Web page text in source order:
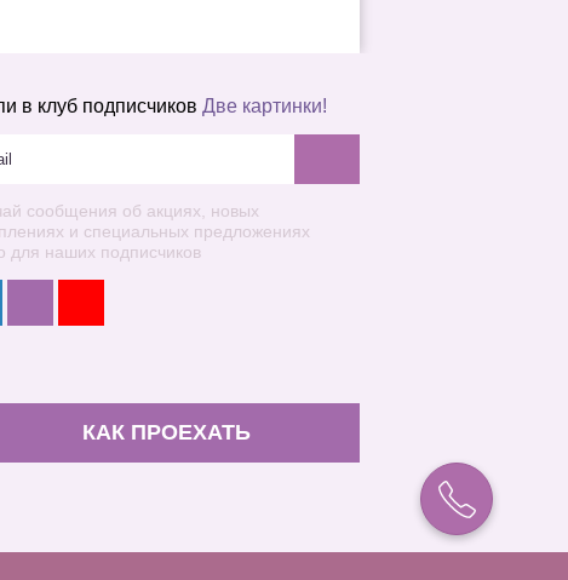
в клуб подписчиковДве картинки!
сообщения об акциях, новых
и специальных предложениях
для наших подписчиков
КАК ПРОЕХАТЬ